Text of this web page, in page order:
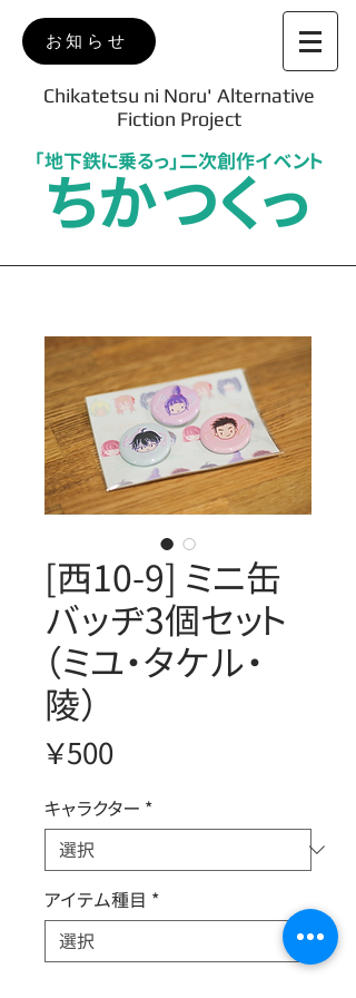
お知らせ
Chikatetsu ni Noru' Alternative
Fiction Project
ちかつくっ
「地下鉄に乗るっ」二次創作イベント
[西10-9] ミニ缶
バッヂ3個セット
（ミユ・タケル・
陵）
￥500価
キャラクター *
アイテム種目 *